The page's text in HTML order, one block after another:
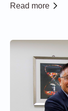
永續發展。 桃園海岸總長約46公里，包含許多珍貴的自然
Read more